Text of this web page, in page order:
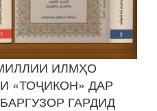
ИЛМҲО
«ТОҶИКОН» ДАР
ГАРДИД